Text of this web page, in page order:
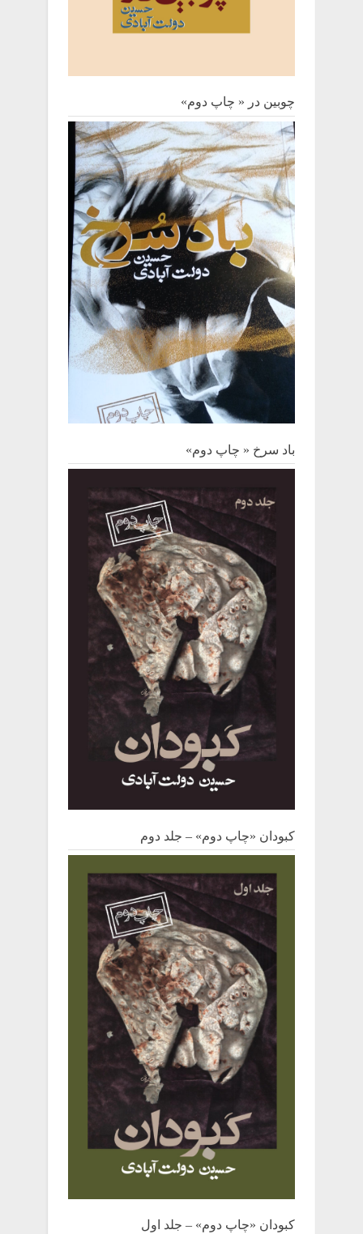
چوبین‌ در « چاپ دوم»
باد سرخ « چاپ دوم»
کبودان «چاپ دوم» – جلد دوم
کبودان «چاپ دوم» – جلد اول